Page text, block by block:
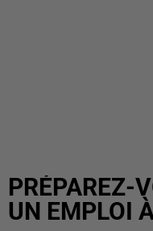
PRÉPAREZ-
UN EMPLOI